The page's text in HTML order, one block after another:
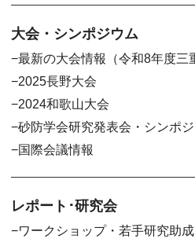
大会・シンポジウム
最新の大会情報（令和8年度三
2025長野大会
2024和歌山大会
砂防学会研究発表会・シンポ
国際会議情報
レポート･研究会
ワークショップ・若手研究助成